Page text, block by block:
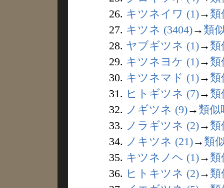
26. キツネイワ (1)→ 類
27. キツネ (3404)→ 類
28. ヤブギツネ (1)→ 類
29. キツネヨケ (1)→ 類
30. キツネマド (1)→ 類
31. ヒトギツネ (7)→ 類
32. ノギツネ (9)→ 類似
33. ノラギツネ (2)→ 類
34. ノキツネ (21)→ 類
35. キツネノヘ (1)→ 類
36. ヒトキツネ (2)→ 類